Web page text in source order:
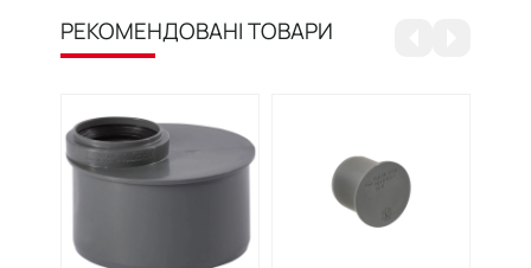
РЕКОМЕНДОВАНІ ТОВАРИ